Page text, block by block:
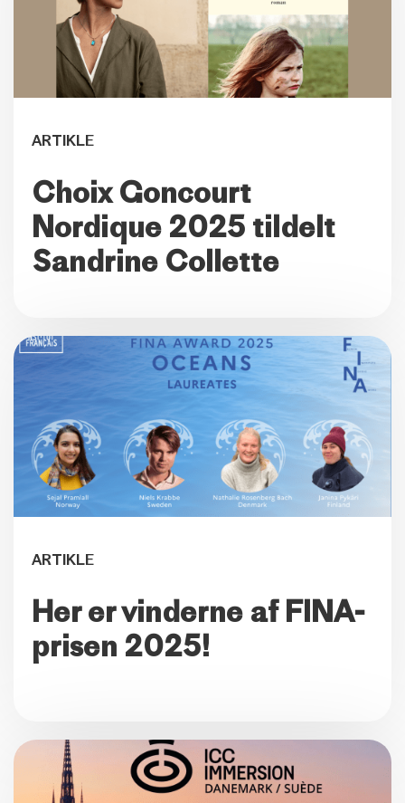
ARTIKLE
Choix Goncourt
Nordique 2025 tildelt
Sandrine Collette
ARTIKLE
Her er vinderne af FINA-
prisen 2025!